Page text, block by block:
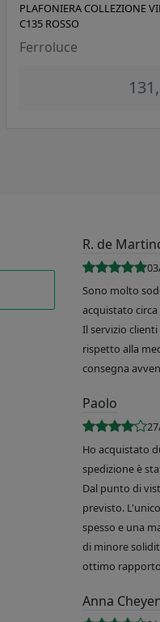
PLAFONIERA COLLEZIONE
C135 ROSSO
Ferroluce
R. de
Sono molto
acquistato
Il servizio
rispetto alla
consegna
Paolo
Ho acquistato
spedizione è
Dal punto di
previsto.
spesso e una
di minore
ottimo
Anna